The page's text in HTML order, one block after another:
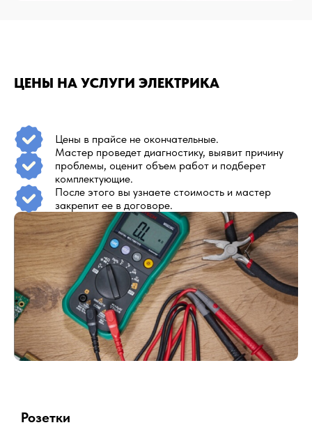
ЦЕНЫ НА УСЛУГИ ЭЛЕКТРИКА
Цены в прайсе не окончательные.
Мастер проведет диагностику, выявит причину
проблемы, оценит объем работ и подберет
комплектующие.
После этого вы узнаете стоимость и мастер
закрепит ее в договоре.
Розетки